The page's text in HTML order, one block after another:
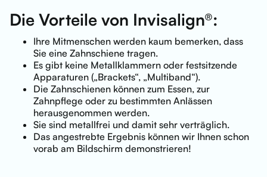
Die Vorteile von Invisalign®:
Ihre Mitmenschen werden kaum bemerken, dass
Sie eine Zahnschiene tragen.
Es gibt keine Metallklammern oder festsitzende
Apparaturen („Brackets“, „Multiband“).
Die Zahnschienen können zum Essen, zur
Zahnpflege oder zu bestimmten Anlässen
herausgenommen werden.
Sie sind metallfrei und damit sehr verträglich.
Das angestrebte Ergebnis können wir Ihnen schon
vorab am Bildschirm demonstrieren!